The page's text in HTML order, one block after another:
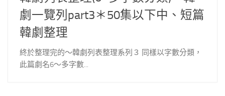
劇一覽列part3＊50集以下中、短篇
韓劇整理
終於整理完的～韓劇列表整理系列３ 同樣以字數分類，
此篇劇名6～多字數...